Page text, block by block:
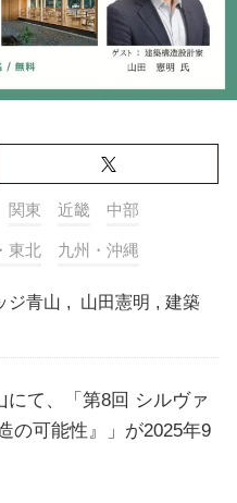
関東 近畿 中部
東北 九州・沖縄
ジ青山 , 山田憲明 , 建築
て、「第8回 シルヴァ
の可能性』」が2025年9